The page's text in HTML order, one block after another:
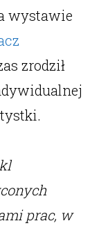
wystawie
zrodził
prac, w